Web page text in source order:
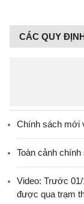
CÁC QUY
Chính sách mới
Toàn cảnh
Video: Trước
được qua trạm